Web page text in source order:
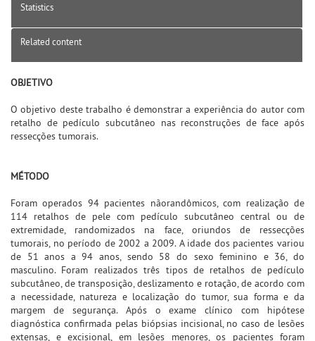
Statistics
Related content
OBJETIVO
O objetivo deste trabalho é demonstrar a experiência do autor com
retalho de pedículo subcutâneo nas reconstruções de face após
ressecções tumorais.
MÉTODO
Foram operados 94 pacientes nãorandômicos, com realização de
114 retalhos de pele com pedículo subcutâneo central ou de
extremidade, randomizados na face, oriundos de ressecções
tumorais, no período de 2002 a 2009. A idade dos pacientes variou
de 51 anos a 94 anos, sendo 58 do sexo feminino e 36, do
masculino. Foram realizados três tipos de retalhos de pedículo
subcutâneo, de transposição, deslizamento e rotação, de acordo com
a necessidade, natureza e localização do tumor, sua forma e da
margem de segurança. Após o exame clínico com hipótese
diagnóstica confirmada pelas biópsias incisional, no caso de lesões
extensas, e excisional, em lesões menores, os pacientes foram